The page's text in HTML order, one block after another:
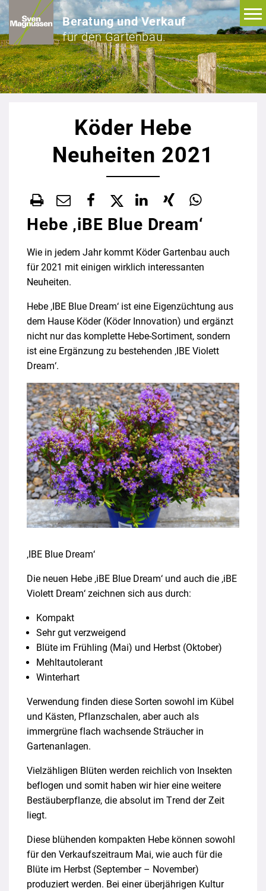
Beratung und Verkauf
für den Gartenbau.
Köder Hebe
Neuheiten 2021
Hebe ‚iBE Blue Dream‘
Wie in jedem Jahr kommt Köder Gartenbau auch
für 2021 mit einigen wirklich interessanten
Neuheiten.
Hebe ‚IBE Blue Dream‘ ist eine Eigenzüchtung aus
dem Hause Köder (Köder Innovation) und ergänzt
nicht nur das komplette Hebe-Sortiment, sondern
ist eine Ergänzung zu bestehenden ‚IBE Violett
Dream‘.
‚IBE Blue Dream‘
Die neuen Hebe ‚iBE Blue Dream‘ und auch die ‚iBE
Violett Dream‘ zeichnen sich aus durch:
Kompakt
Sehr gut verzweigend
Blüte im Frühling (Mai) und Herbst (Oktober)
Mehltautolerant
Winterhart
Verwendung finden diese Sorten sowohl im Kübel
und Kästen, Pflanzschalen, aber auch als
immergrüne flach wachsende Sträucher in
Gartenanlagen.
Vielzähligen Blüten werden reichlich von Insekten
beflogen und somit haben wir hier eine weitere
Bestäuberpflanze, die absolut im Trend der Zeit
liegt.
Diese blühenden kompakten Hebe können sowohl
für den Verkaufszeitraum Mai, wie auch für die
Blüte im Herbst (September – November)
produziert werden. Bei einer überjährigen Kultur